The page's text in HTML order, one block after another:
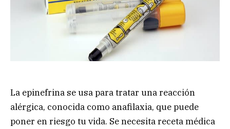
La epinefrina se usa para tratar una reacción
alérgica, conocida como anafilaxia, que puede
poner en riesgo tu vida. Se necesita receta médica